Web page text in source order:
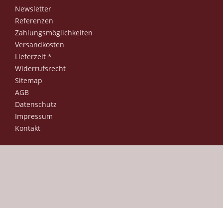
Newsletter
Referenzen
Zahlungsmöglichkeiten
Versandkosten
Lieferzeit *
Widerrufsrecht
Sitemap
AGB
Datenschutz
Impressum
Kontakt